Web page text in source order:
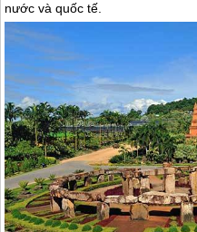
nước và quốc tế.